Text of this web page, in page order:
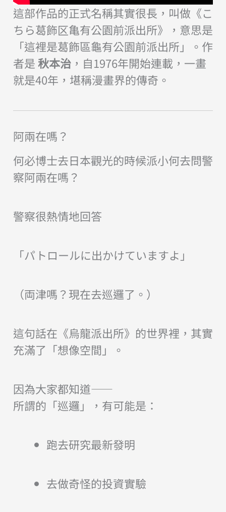
這部作品的正式名稱其實很長，叫做《こ
ちら葛飾区亀有公園前派出所》，意思是
「這裡是葛飾區龜有公園前派出所」。作
者是秋本治，自1976年開始連載，一畫
就是40年，堪稱漫畫界的傳奇。
阿兩在嗎？
何必博士去日本觀光的時候派小何去問警
察阿兩在嗎？
警察很熱情地回答
「パトロールに出かけていますよ」
（両津嗎？現在去巡邏了。）
這句話在《烏龍派出所》的世界裡，其實
充滿了「想像空間」。
因為大家都知道——
所謂的「巡邏」，有可能是：
跑去研究最新發明
去做奇怪的投資實驗